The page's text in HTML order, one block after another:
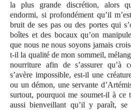
la plus grande discrétion, alors
endormi, si profondément qu’il
bruit de ses pas ou des portes qui
boîtes et des bocaux qu’on
que nous ne nous soyons jamais
t-il la qualité de mon sommeil,
nourriture afin de s’assurer qu’à
s’avère impossible, est-il une
ou un démon, une servante
surtout, pourquoi me soumet-il à ce
aussi bienveillant qu’il y paraît,